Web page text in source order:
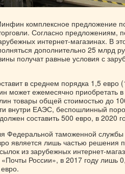
комплексное предложение
Согласно предложениям,
интернет-магазинах. В
дополнительно 25 млрд
получат равные условия с
в среднем порядка 1,5 евро
может ежемесячно приобретать
товары общей стоимостью до
внутри ЕАЭС, беспошлинный
составить 500 евро, в 2020
Федеральной таможенной
является лишь частью решения
из зарубежных интернет-
России», в 2017 году лишь